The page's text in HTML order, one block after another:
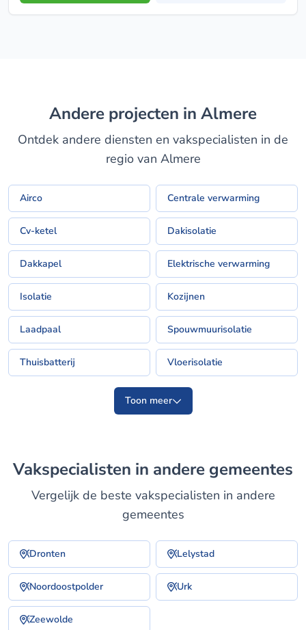
Andere projecten in Almere
Ontdek andere diensten en vakspecialisten in de
regio van Almere
Airco Centrale verwarming
Cv-ketel Dakisolatie
Dakkapel Elektrische verwarming
Isolatie Kozijnen
Laadpaal Spouwmuurisolatie
Thuisbatterij Vloerisolatie
Toon meer
Vakspecialisten in andere gemeentes
Vergelijk de beste vakspecialisten in andere
gemeentes
Dronten Lelystad
Noordoostpolder Urk
Zeewolde